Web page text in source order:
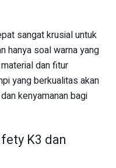
sangat krusial untuk
hanya soal warna yang
dan fitur
yang berkualitas akan
kenyamanan bagi
K3 dan